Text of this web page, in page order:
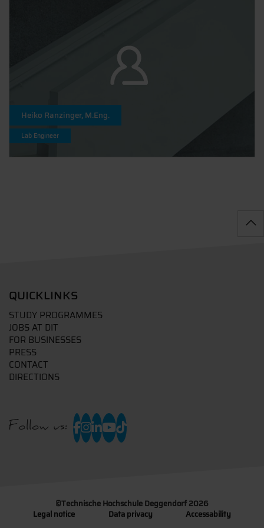
Heiko Ranzinger, M.Eng.
Lab Engineer
QUICKLINKS
STUDY PROGRAMMES
JOBS AT DIT
FOR BUSINESSES
PRESS
CONTACT
DIRECTIONS
Follow us:
©Technische Hochschule Deggendorf 2026
Legal notice
Data privacy Accessability